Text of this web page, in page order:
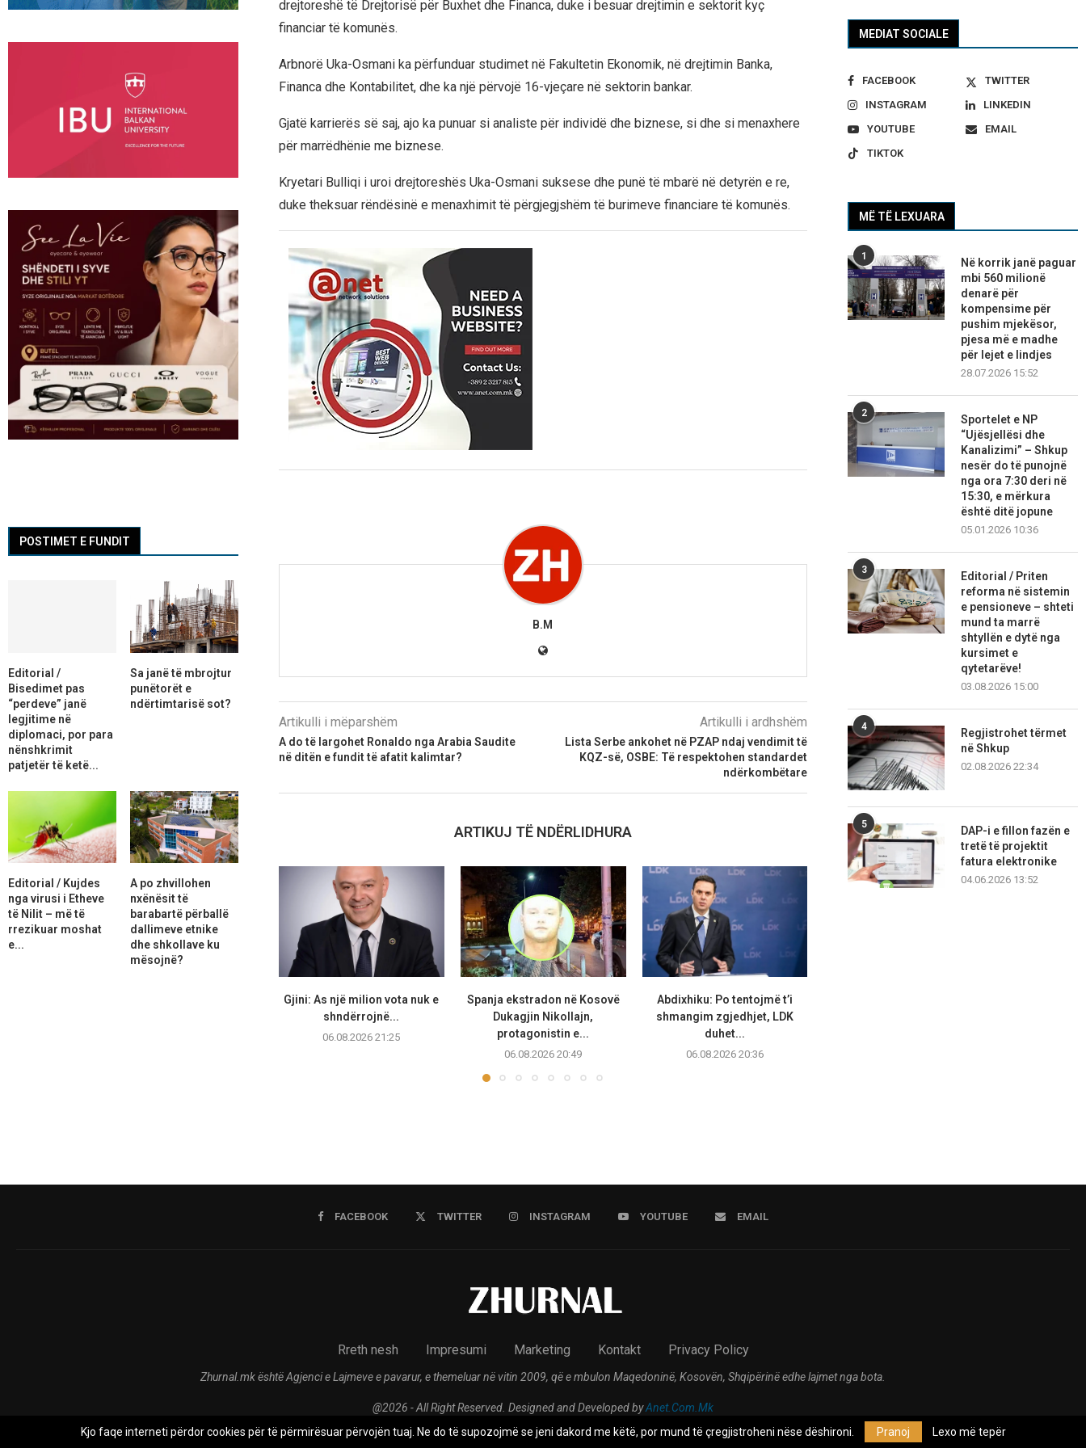
drejtoreshë të Drejtorisë për Buxhet dhe Financa, duke i besuar drejtimin e sektorit kyç
financiar të komunës.
Arbnorë Uka-Osmani ka përfunduar studimet në Fakultetin Ekonomik, në drejtimin Banka,
Financa dhe Kontabilitet, dhe ka një përvojë 16-vjeçare në sektorin bankar.
Gjatë karrierës së saj, ajo ka punuar si analiste për individë dhe biznese, si dhe si menaxhere
për marrëdhënie me biznese.
Kryetari Bulliqi i uroi drejtoreshës Uka-Osmani suksese dhe punë të mbarë në detyrën e re,
duke theksuar rëndësinë e menaxhimit të përgjegjshëm të burimeve financiare të komunës.
B.M
Artikulli i mëparshëm
A do të largohet Ronaldo nga Arabia Saudite
në ditën e fundit të afatit kalimtar?
Artikulli i ardhshëm
Lista Serbe ankohet në PZAP ndaj vendimit të
KQZ-së, OSBE: Të respektohen standardet
ndërkombëtare
ARTIKUJ TË NDËRLIDHURA
Gjini: As një milion vota nuk e
shndërrojnë...
06.08.2026 21:25
Spanja ekstradon në Kosovë
Dukagjin Nikollajn,
protagonistin e...
06.08.2026 20:49
Abdixhiku: Po tentojmë t’i
shmangim zgjedhjet, LDK
duhet...
06.08.2026 20:36
MEDIAT SOCIALE
FACEBOOK
TWITTER
INSTAGRAM
LINKEDIN
YOUTUBE
EMAIL
TIKTOK
MË TË LEXUARA
1
Në korrik janë paguar
mbi 560 milionë
denarë për
kompensime për
pushim mjekësor,
pjesa më e madhe
për lejet e lindjes
28.07.2026 15:52
2
Sportelet e NP
“Ujësjellësi dhe
Kanalizimi” – Shkup
nesër do të punojnë
nga ora 7:30 deri në
15:30, e mërkura
është ditë jopune
05.01.2026 10:36
3
Editorial / Priten
reforma në sistemin
e pensioneve – shteti
mund ta marrë
shtyllën e dytë nga
kursimet e
qytetarëve!
03.08.2026 15:00
4
Regjistrohet tërmet
në Shkup
02.08.2026 22:34
5
DAP-i e fillon fazën e
tretë të projektit
fatura elektronike
04.06.2026 13:52
POSTIMET E FUNDIT
Editorial /
Bisedimet pas
“perdeve” janë
legjitime në
diplomaci, por para
nënshkrimit
patjetër të ketë...
Sa janë të mbrojtur
punëtorët e
ndërtimtarisë sot?
Editorial / Kujdes
nga virusi i Etheve
të Nilit – më të
rrezikuar moshat
e...
A po zhvillohen
nxënësit të
barabartë përballë
dallimeve etnike
dhe shkollave ku
mësojnë?
FACEBOOK TWITTER INSTAGRAM YOUTUBE EMAIL
Rreth nesh Impresumi Marketing Kontakt Privacy Policy
Zhurnal.mk është Agjenci e Lajmeve e pavarur, e themeluar në vitin 2009, që e mbulon Maqedoninë, Kosovën, Shqipërinë edhe lajmet nga bota.
@2026 - All Right Reserved. Designed and Developed byAnet.Com.Mk
Kjo faqe interneti përdor cookies për të përmirësuar përvojën tuaj. Ne do të supozojmë se jeni dakord me këtë, por mund të çregjistroheni nëse dëshironi.
Pranoj Lexo më tepër